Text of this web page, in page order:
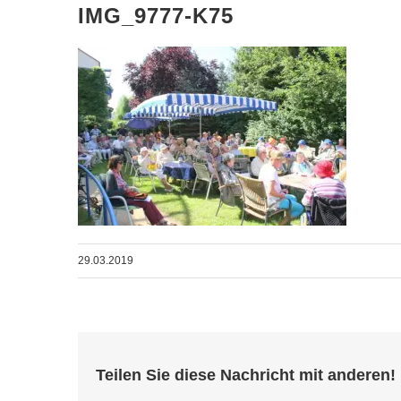
IMG_9777-K75
29.03.2019
Teilen Sie diese Nachricht mit anderen!